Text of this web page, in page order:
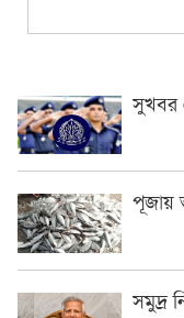
সুখবর
পূজায়
সমুদ্র